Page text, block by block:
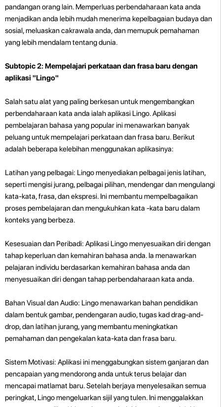
pandangan orang lain. Memperluas perbendaharaan kata anda
menjadikan anda lebih mudah menerima kepelbagaian budaya dan
sosial, meluaskan cakrawala anda, dan memupuk pemahaman
yang lebih mendalam tentang dunia.
Subtopic 2: Mempelajari perkataan dan frasa baru dengan
aplikasi "Lingo"
Salah satu alat yang paling berkesan untuk mengembangkan
perbendaharaan kata anda ialah aplikasi Lingo. Aplikasi
pembelajaran bahasa yang popular ini menawarkan banyak
peluang untuk mempelajari perkataan dan frasa baru. Berikut
adalah beberapa kelebihan menggunakan aplikasinya:
Latihan yang pelbagai: Lingo menyediakan pelbagai jenis latihan,
seperti mengisi jurang, pelbagai pilihan, mendengar dan mengulangi
kata-kata, frasa, dan ekspresi. Ini membantu mempelbagaikan
proses pembelajaran dan mengukuhkan kata -kata baru dalam
konteks yang berbeza.
Kesesuaian dan Peribadi: Aplikasi Lingo menyesuaikan diri dengan
tahap keperluan dan kemahiran bahasa anda. Ia menawarkan
pelajaran individu berdasarkan kemahiran bahasa anda dan
menyesuaikan diri dengan tahap perbendaharaan kata anda.
Bahan Visual dan Audio: Lingo menawarkan bahan pendidikan
dalam bentuk gambar, pendengaran audio, tugas kad drag-and-
drop, dan latihan jurang, yang membantu meningkatkan
pemahaman dan pengekalan kata-kata dan frasa baru.
Sistem Motivasi: Aplikasi ini menggabungkan sistem ganjaran dan
pencapaian yang mendorong anda untuk terus belajar dan
mencapai matlamat baru. Setelah berjaya menyelesaikan semua
peringkat, Lingo mengeluarkan sijil yang tulen. Ini menggalakkan